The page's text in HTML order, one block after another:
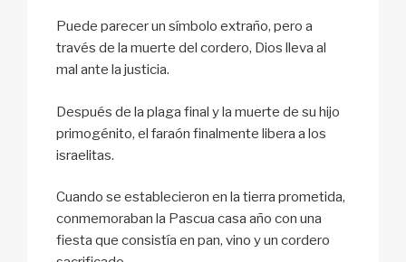
Puede parecer un símbolo extraño, pero a
través de la muerte del cordero, Dios lleva al
mal ante la justicia.
Después de la plaga final y la muerte de su hijo
primogénito, el faraón finalmente libera a los
israelitas.
Cuando se establecieron en la tierra prometida,
conmemoraban la Pascua casa año con una
fiesta que consistía en pan, vino y un cordero